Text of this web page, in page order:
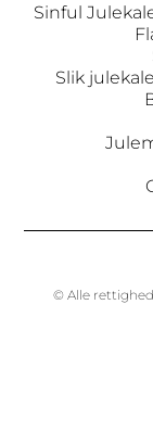
Sinful
Slik
© Alle